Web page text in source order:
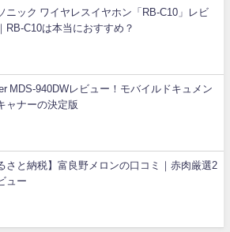
ニック ワイヤレスイヤホン「RB-C10」レビ
RB-C10は本当におすすめ？
MDS-940DWレビュー！モバイルドキュメン
ャナーの決定版
さと納税】富良野メロンの口コミ｜赤肉厳選2
ュー